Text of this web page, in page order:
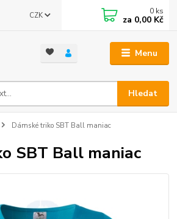
Menu
CZK
Hledat
0 ks
za 0,00 Kč
Dámské triko SBT Ball maniac
SBT Ball maniac